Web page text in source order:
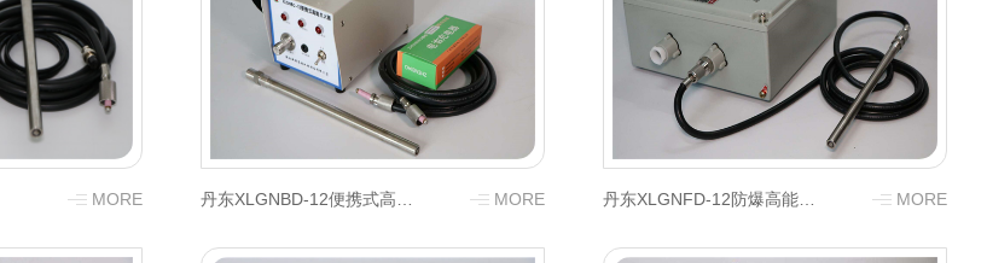
MORE MORE MORE